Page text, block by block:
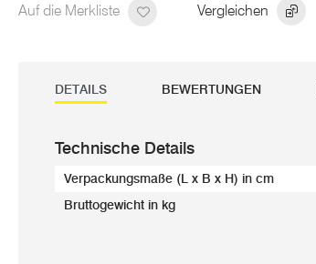
Auf die Merkliste Vergleichen
DETAILS BEWERTUNGEN
Technische Details
Verpackungsmaße (L x B x H) in cm
Bruttogewicht in kg